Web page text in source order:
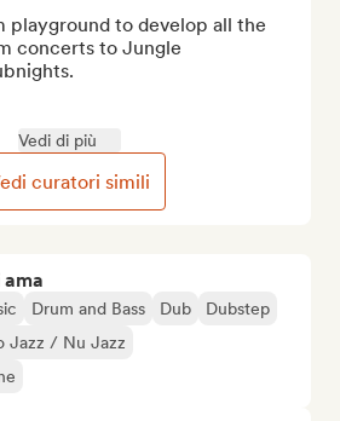
Drum and Bass Dub
Dubstep
Jazz / Nu Jazz
playground to develop all the
concerts to Jungle
Vedi di più
curatori simili